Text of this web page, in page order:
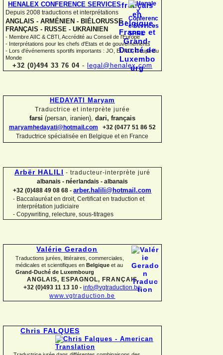
HENALEX CONFERENCE SERVICES
Depuis 2008 traductions et interprétations
ANGLAIS - ARMÉNIEN - BIÉLORUSSE -
FRANÇAIS - RUSSE - UKRAINIEN
- Membre AIIC & CBTI, Accrédité au Conseil de l'Europe
- Interprétations pour les chefs d'Etats et de gouvernements
- Lors d'événements sportifs importants : JO, EURO, Coupe du
Monde
+32 (0)494 33 76 04 - legal@henalex.com
HEDAYATI Maryam
Traductrice et interprète jurée
farsi (persan, iranien), dari, français
maryamhedayati@hotmail.com +32 (0477 51 86 52
Traductrice spécialisée en Belgique et en France
Arbër HALILI - traducteur-interprète juré
albanais - néerlandais - albanais
+32 (0)488 49 08 68 - arber.halili@hotmail.com
- Baccalauréat en droit, Certificat en traduction et
interprétation judiciaire
- Copywriting, relecture, sous-titrages
Valérie Geradon
Traductions jurées, littéraires, commerciales,
médicales et scientifiques en Belgique et au
Grand-Duché de Luxembourg
ANGLAIS, ESPAGNOL, FRANÇAIS
+32 (0)493 11 13 10 - info@vgtraduction.be
www.vgtraduction.be
Chris FALQUES